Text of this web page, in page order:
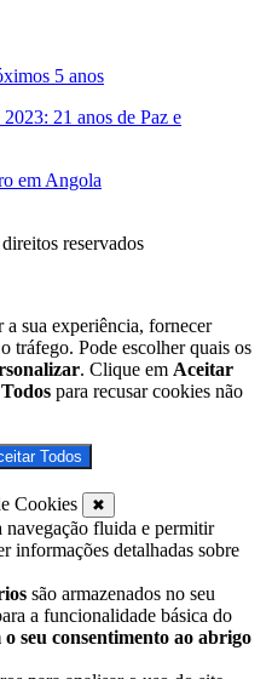
5 anos
21 anos de Paz e
em Angola
reservados
sua experiência, fornecer
tráfego. Pode escolher quais os
. Clique em Aceitar
para recusar cookies não
Todos
Cookies
✖
navegação fluida e permitir
informações detalhadas sobre
são armazenados no seu
a funcionalidade básica do
seu consentimento ao abrigo